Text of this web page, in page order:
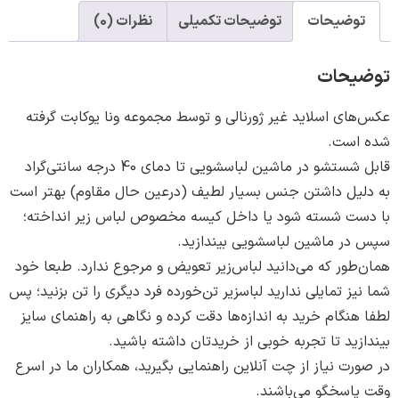
توضیحات تکمیلی نظرات (0)
اسلاید غیر ژورنالی و توسط مجموعه ونا یوکابت گرفته
در ماشین لباسشویی تا دمای 40 درجه سانتی‌گراد
داشتن جنس بسیار لطیف (درعین حال مقاوم) بهتر است
شسته شود یا داخل کیسه مخصوص لباس زیر انداخته؛
ماشین لباسشویی بیندازید.
که می‌دانید لباس‌زیر تعویض و مرجوع ندارد. طبعا خود
تمایلی ندارید لباسزیر تن‌خورده فرد دیگری را تن بزنید؛ پس
خرید به اندازه‌ها دقت کرده و نگاهی به راهنمای سایز
تا تجربه خوبی از خریدتان داشته باشید.
نیاز از چت آنلاین راهنمایی بگیرید، همکاران ما در اسرع
می‌باشند.